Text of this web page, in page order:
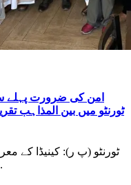
امن کی ضرورت پہلے
ٹورنٹو میں بین المذاہب
ٹورنٹو (پ ر): کینیڈا کے
بین